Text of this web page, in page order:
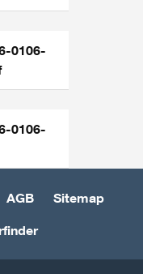
0106-
0106-
AGB Sitemap